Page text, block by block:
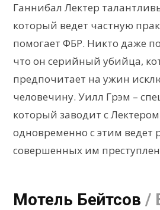
Ганнибал Лектер
который ведет частную
помогает ФБР. Никто даже
что он серийный убийца,
предпочитает на ужин
человечину. Уилл Грэм –
который заводит с
одновременно с этим ведет
совершенных им
Мотель Бейтсов /